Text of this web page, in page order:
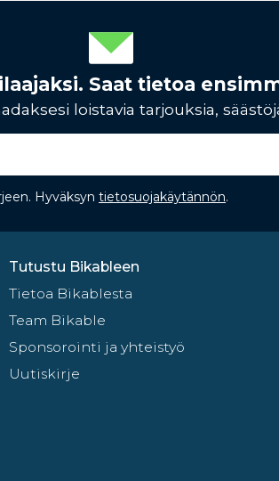
Saat tietoa
loistavia tarjouksia,
Hyväksyn tietosuojakäytännön.
Tutustu Bikableen
Tietoa Bikablesta
Team Bikable
Sponsorointi ja yhteistyö
Uutiskirje